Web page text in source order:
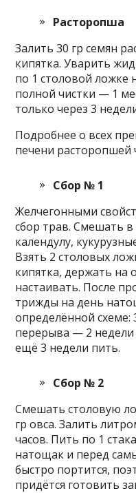
Расторопша
Залить 30 гр семян
кипятка. Уварить
по 1 столовой ложке
полной чистки — 1
только через 3
Подробнее о всех
печени расторопшей
Сбор № 1
Желчегонными
сбор трав. Смешать
календулу,
Взять 2 столовых
кипятка, держать на
настаивать. После
трижды на день
определённой
перерыва — 2
ещё 3 недели пить.
Сбор № 2
Смешать столовую
гр овса. Залить
часов. Пить по 1
натощак и перед
быстро портится,
придётся готовить